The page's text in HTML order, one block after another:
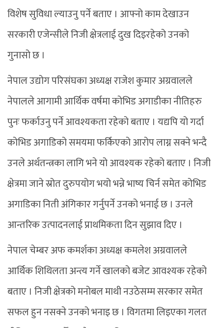
विशेष सुविधा ल्याउनु पर्ने बताए । आफ्नो काम देखाउन
सरकारी एजेन्सीले निजी क्षेत्रलाई दुख दिइरहेको उनको
गुनासो छ ।
नेपाल उद्योग परिसंघका अध्यक्ष राजेश कुमार अग्रवालले
नेपालले आगामी आर्थिक वर्षमा कोभिड अगाडीका नीतिहरु
पुनः फर्काउनु पर्ने आवश्यकता रहेको बताए । यद्यपि यो गर्दा
कोभिड अगाडिको समयमा फर्किएको आरोप लाग्न सक्ने भन्दै
उनले अर्थतन्त्रका लागि भने यो आवश्यक रहेको बताए । निजी
क्षेत्रमा जाने स्रोत दुरुपयोग भयो भन्ने भाष्य चिर्न समेत कोभिड
अगाडिका निती अंगिकार गर्नुपर्ने उनको भनाई छ । उनले
आन्तरिक उत्पादनलाई प्राथमिकता दिन सुझाव दिए ।
नेपाल चेम्बर अफ कमर्शका अध्यक्ष कमलेश अग्रवालले
आर्थिक शिथिलता अन्त्य गर्ने खालको बजेट आवश्यक रहेको
बताए । निजी क्षेत्रको मनोबल माथी नउठेसम्म सरकार समेत
सफल हुन नसक्ने उनको भनाइ छ । विगतमा लिइएका गलत